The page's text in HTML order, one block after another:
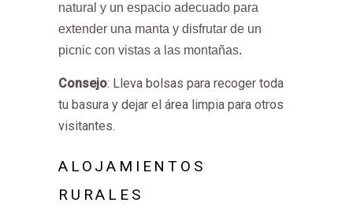
natural y un espacio adecuado para
extender una manta y disfrutar de un
picnic con vistas a las montañas.
Consejo: Lleva bolsas para recoger toda
tu basura y dejar el área limpia para otros
visitantes.
ALOJAMIENTOS
RURALES